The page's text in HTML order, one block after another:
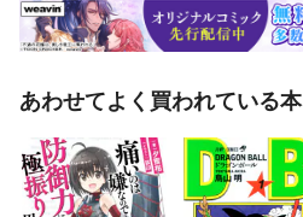
あわせてよく買われている本